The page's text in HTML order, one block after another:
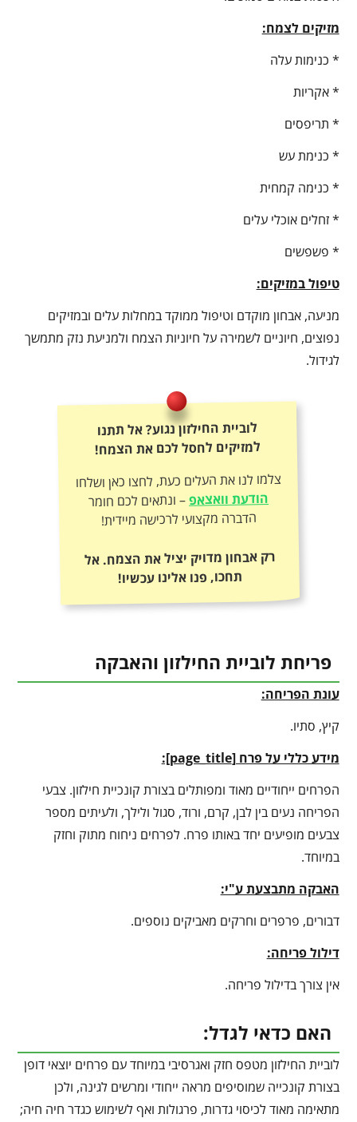
מזיקים לצמח:
* כנימות עלה
* אקריות
* תריפסים
* כנימת עש
* כנימה קמחית
* זחלים אוכלי עלים
* פשפשים
טיפול במזיקים:
מניעה, אבחון מוקדם וטיפול ממוקד במחלות עלים ובמזיקים
נפוצים, חיוניים לשמירה על חיוניות הצמח ולמניעת נזק מתמשך
לגידול.
לוביית החילזון נגוע? אל תתנו
למזיקים לחסל לכם את הצמח!
צלמו לנו את העלים כעת, לחצו כאן ושלחו
הודעת וואצאפ– ונתאים לכם חומר
הדברה מקצועי לרכישה מיידית!
רק אבחון מדויק יציל את הצמח. אל
תחכו, פנו אלינו עכשיו!
פריחת לוביית החילזון והאבקה
עונת הפריחה:
קיץ, סתיו.
מידע כללי על פרח [page_title
]:
הפרחים ייחודיים מאוד ומפותלים בצורת קונכיית חילזון. צבעי
הפריחה נעים בין לבן, קרם, ורוד, סגול ולילך, ולעיתים מספר
צבעים מופיעים יחד באותו פרח. לפרחים ניחוח מתוק וחזק
במיוחד.
האבקה מתבצעת ע"י:
דבורים, פרפרים וחרקים מאביקים נוספים.
דילול פריחה:
אין צורך בדילול פריחה.
האם כדאי לגדל:
לוביית החילזון מטפס חזק ואגרסיבי במיוחד עם פרחים יוצאי דופן
בצורת קונכייה שמוסיפים מראה ייחודי ומרשים לגינה, ולכן
מתאימה מאוד לכיסוי גדרות, פרגולות ואף לשימוש כגדר חיה חיה;